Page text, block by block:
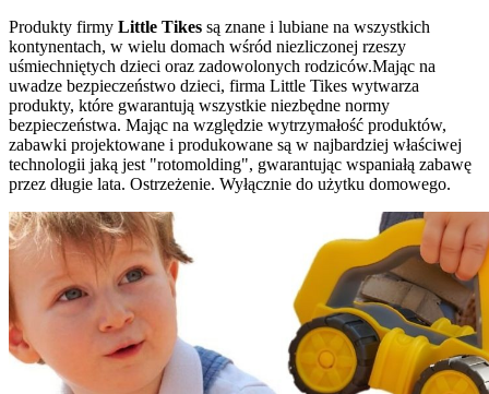
Produkty firmy Little Tikes są znane i lubiane na wszystkich
kontynentach, w wielu domach wśród niezliczonej rzeszy
uśmiechniętych dzieci oraz zadowolonych rodziców.Mając na
uwadze bezpieczeństwo dzieci, firma Little Tikes wytwarza
produkty, które gwarantują wszystkie niezbędne normy
bezpieczeństwa. Mając na względzie wytrzymałość produktów,
zabawki projektowane i produkowane są w najbardziej właściwej
technologii jaką jest "rotomolding", gwarantując wspaniałą zabawę
przez długie lata. Ostrzeżenie. Wyłącznie do użytku domowego.